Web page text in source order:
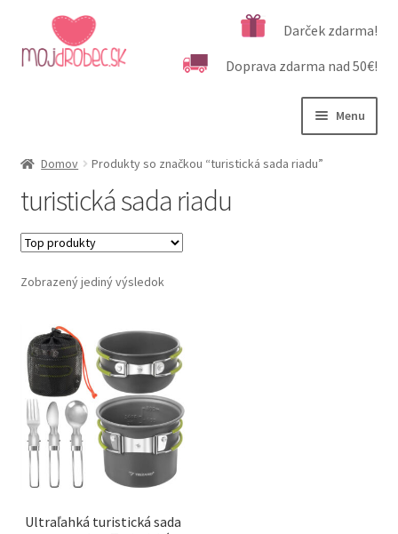
Preskočiť
na
navigáciu
Preskočiť
na
obsah
Darček zdarma!
Doprava zdarma nad 50€!
Menu
Podľa veku
Kategórie produktov
Dôležité informácie
Domov Produkty so značkou “turistická sada riadu”
turistická sada riadu
Zobrazený jediný výsledok
Ultraľahká turistická sada